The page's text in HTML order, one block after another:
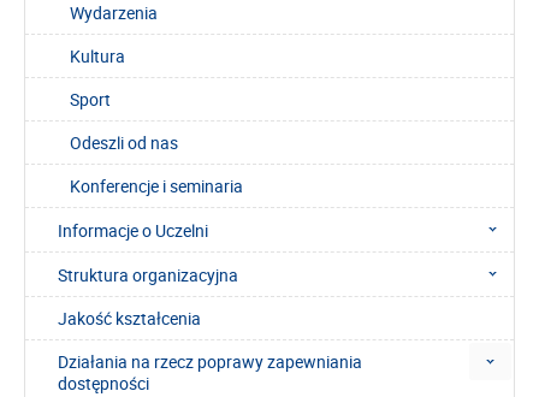
Wydarzenia
Kultura
Sport
Odeszli od nas
Konferencje i seminaria
Informacje o Uczelni
Struktura organizacyjna
Jakość kształcenia
Działania na rzecz poprawy zapewniania
dostępności